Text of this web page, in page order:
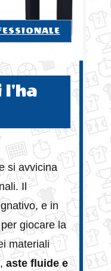
l'ha
si avvicina
Il
e in
giocare la
materiali
aste fluide e